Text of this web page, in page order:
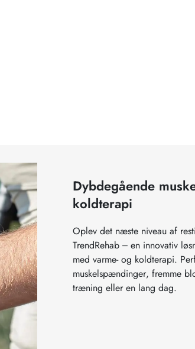
Dybdegående
koldterapi
Oplev det næste niveau af
TrendRehab – en innovativ
med varme- og koldterapi.
muskelspændinger, fremme
træning eller en lang dag.